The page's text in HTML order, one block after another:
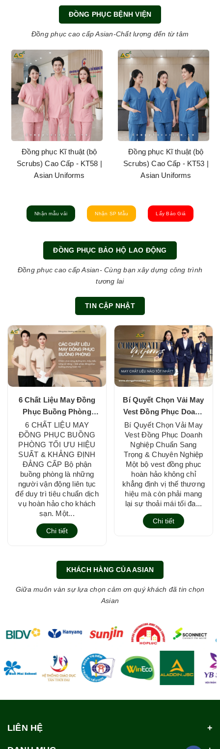
ĐỒNG PHỤC BỆNH VIỆN
Đồng phục cao cấp Asian-Chất lượng đến từ tâm
Đồng phục Kĩ thuật (bộ
Scrubs) Cao Cấp - KT53 |
Asian Uniforms
Đồng phục Kĩ thuật (bộ
Scrubs) Cao Cấp - KT53 |
Asian Uniforms
Nhận mẫu vải Nhận SP Mẫu Lấy Báo Giá
ĐỒNG PHỤC BẢO HỘ LAO ĐỘNG
Đồng phục cao cấp Asian- Cùng bạn xây dựng công trình
tương lai
TIN CẬP NHẬT
6 Chất Liệu May Đồng
Phục Buồng Phòng
Khách Sạn Tối Ưu Hiệu
Quả
6 CHẤT LIỆU MAY
ĐỒNG PHỤC BUỒNG
PHÒNG TỐI ƯU HIỆU
SUẤT & KHẲNG ĐỊNH
ĐẲNG CẤP Bộ phận
buồng phòng là những
người vận động liên tục
để duy trì tiêu chuẩn dịch
vụ hoàn hảo cho khách
sạn. Một...
Chi tiết
Bí Quyết Chọn Vải May
Vest Đồng Phục Doanh
Nghiệp Chuẩn Sang
Trọng & Chuyên
Nghiệp
Bí Quyết Chọn Vải May
Vest Đồng Phục Doanh
Nghiệp Chuẩn Sang
Trọng & Chuyên Nghiệp
Một bộ vest đồng phục
hoàn hảo không chỉ
khẳng định vị thế thương
hiệu mà còn phải mang
lại sự thoải mái tối đa...
Chi tiết
KHÁCH HÀNG CỦA ASIAN
Giữa muôn vàn sự lựa chọn cảm ơn quý khách đã tin chọn
Asian
LIÊN HỆ